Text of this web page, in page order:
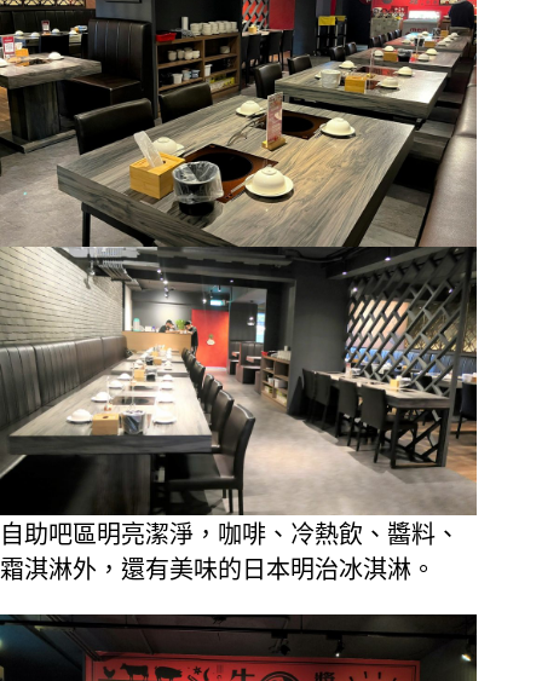
自助吧區明亮潔淨，咖啡、冷熱飲、醬料、
霜淇淋外，還有美味的日本明治冰淇淋。